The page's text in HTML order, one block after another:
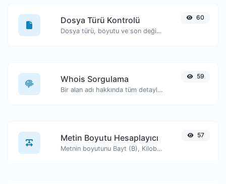
Dosya Türü Kontrolü
Dosya türü, boyutu ve son değiştirilme tarihi gibi bilgileri görüntüleyin.
60
Whois Sorgulama
Bir alan adı hakkında tüm detayları edinin.
59
Metin Boyutu Hesaplayıcı
Metnin boyutunu Bayt (B), Kilobayt (KB) veya Megabayt (MB) cinsinden alın.
57